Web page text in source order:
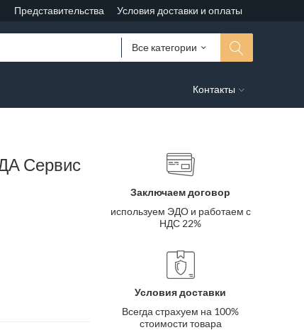
Представительства Условия доставки и оплаты
Все категории
Контакты
Сервис
Заключаем договор
используем ЭДО и работаем с
НДС 22%
Условия доставки
Всегда страхуем на 100%
стоимости товара